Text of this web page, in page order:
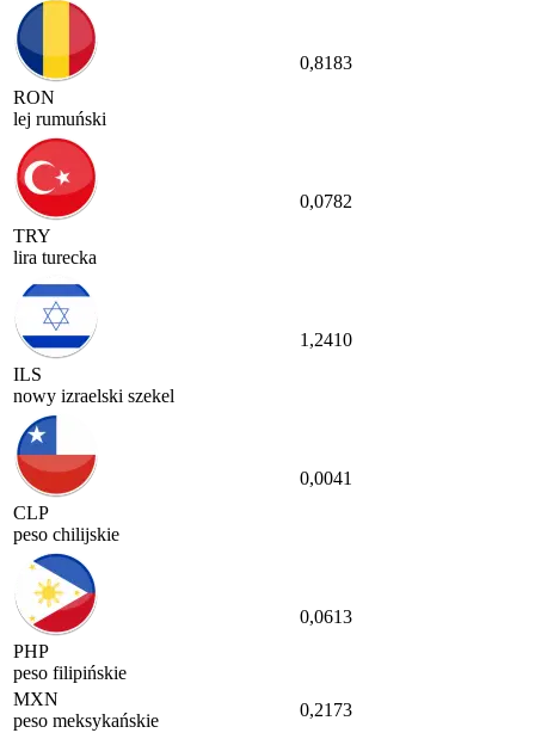
RON
lej rumuński
0,8183
TRY
lira turecka
0,0782
ILS
nowy izraelski szekel
1,2410
CLP
peso chilijskie
0,0041
PHP
peso filipińskie
0,0613
MXN
peso meksykańskie
0,2173